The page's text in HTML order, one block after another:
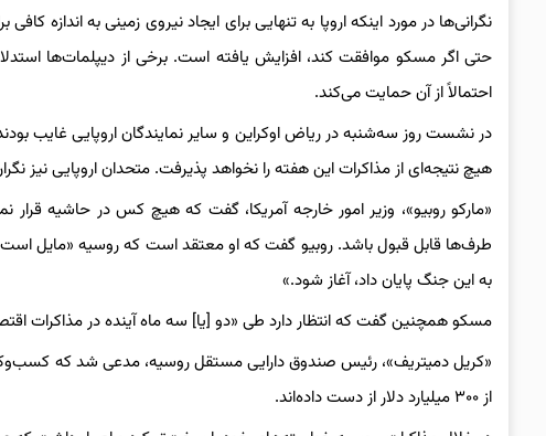
حتی اگر مسکو موافقت کند، افزایش یافته است. برخی از دیپلمات‌ها
احتمالاً از آن حمایت می‌کند.
در نشست روز سه‌شنبه در ریاض اوکراین و سایر نمایندگان اروپایی
هیچ نتیجه‌ای از مذاکرات این هفته را نخواهد پذیرفت. متحدان اروپایی نیز
«مارکو روبیو»، وزیر امور خارجه آمریکا، گفت که هیچ کس در حاشیه قرار
طرف‌ها قابل قبول باشد. روبیو گفت که او معتقد است که روسیه «مایل
به این جنگ پایان داد، آغاز شود.»
مسکو همچنین گفت که انتظار دارد طی «دو [یا] سه ماه آینده در مذاکرات
«کریل دمیتریف»، رئیس صندوق دارایی مستقل روسیه، مدعی شد که
از ۳۰۰ میلیارد دلار از دست داده‌اند.